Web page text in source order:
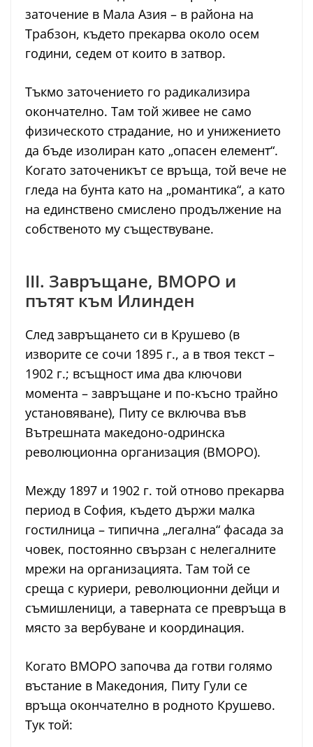
заточение в Мала Азия – в района на
Трабзон, където прекарва около осем
години, седем от които в затвор.
Тъкмо заточението го радикализира
окончателно. Там той живее не само
физическото страдание, но и унижението
да бъде изолиран като „опасен елемент“.
Когато заточеникът се връща, той вече не
гледа на бунта като на „романтика“, а като
на единствено смислено продължение на
собственото му съществуване.
III. Завръщане, ВМОРО и
пътят към Илинден
След завръщането си в Крушево (в
изворите се сочи 1895 г., а в твоя текст –
1902 г.; всъщност има два ключови
момента – завръщане и по-късно трайно
установяване), Питу се включва във
Вътрешната македоно-одринска
революционна организация (ВМОРО).
Между 1897 и 1902 г. той отново прекарва
период в София, където държи малка
гостилница – типична „легална“ фасада за
човек, постоянно свързан с нелегалните
мрежи на организацията. Там той се
среща с куриери, революционни дейци и
съмишленици, а таверната се превръща в
място за вербуване и координация.
Когато ВМОРО започва да готви голямо
въстание в Македония, Питу Гули се
връща окончателно в родното Крушево.
Тук той: